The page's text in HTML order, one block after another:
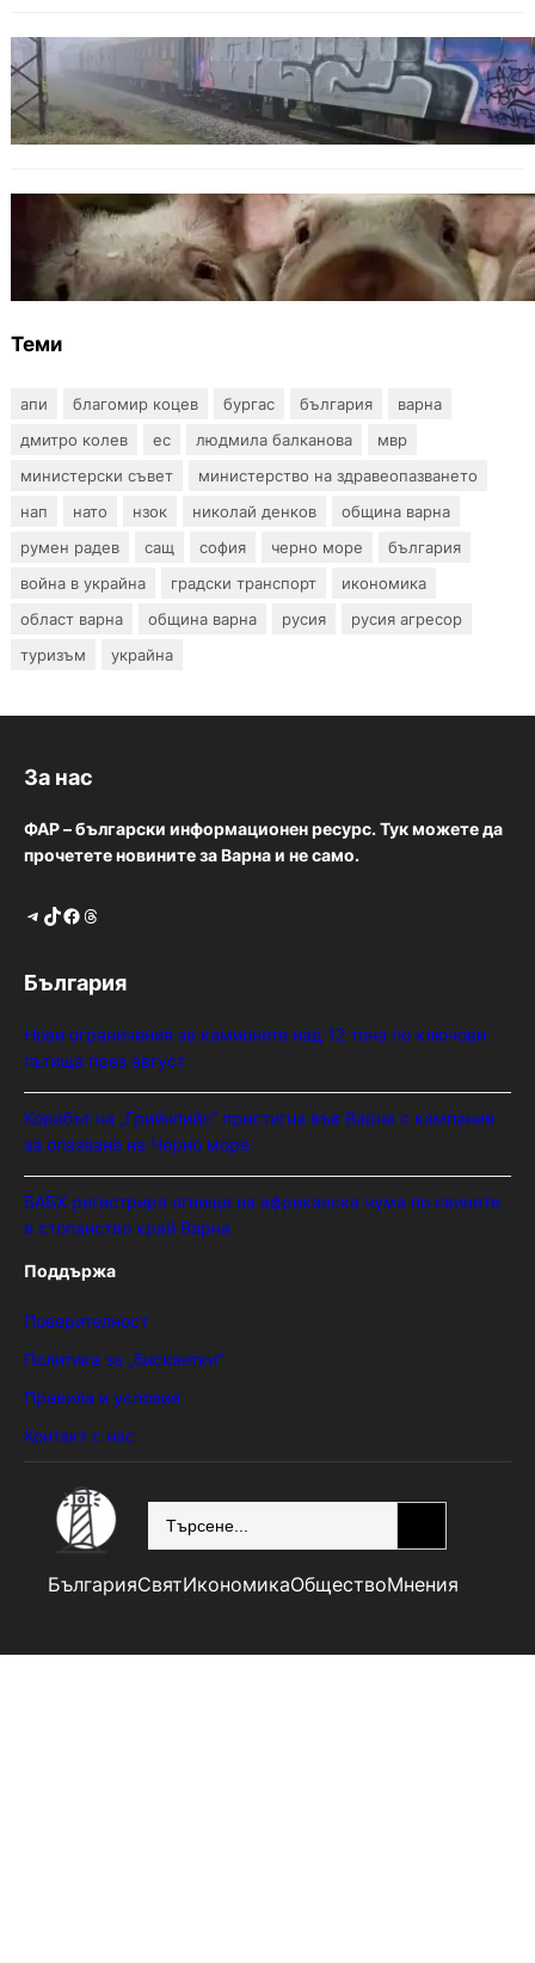
ОБЩЕСТВО
Бързият влак София – Варна блъсна и уби
жена край гара Бутово
БЪЛГАРИЯ
БАБХ регистрира огнище на африканска
чума по свинете в стопанство край Варна
Теми
апи благомир коцев бургас българия
варна
дмитро колев
ес людмила балканова
мвр
министерски съвет
министерство на здравеопазването
нап
нато нзок николай денков
община варна
румен радев
сащ софия черно море
българия
война в украйна
градски транспорт
икономика
област варна
община варна русия
русия агресор
туризъм
украйна
За нас
ФАР – български информационен ресурс. Тук можете да
прочетете новините за Варна и не само.
Telegram TikTok Facebook Threads
България
Нови ограничения за камионите над 12 тона по ключови
пътища през август
Корабът на „Грийнпийс“ пристигна във Варна с кампания
за опазване на Черно море
БАБХ регистрира огнище на африканска чума по свинете
в стопанство край Варна
Поддържа
Поверителност
Политика за „бисквитки“
Правила и условия
Контакт с нас
БългарияСвятИкономикаОбществоМнения